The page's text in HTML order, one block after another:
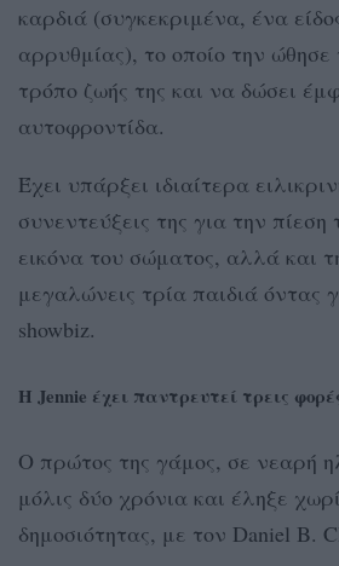
καρδιά (συγκεκριμένα, ένα
αρρυθμίας), το οποίο την
τρόπο ζωής της και να δώσει
αυτοφροντίδα.
Έχει υπάρξει ιδιαίτερα
συνεντεύξεις της για την
εικόνα του σώματος, αλλά και
μεγαλώνεις τρία παιδιά όντας
showbiz.
Η Jennie έχει παντρευτεί τρεις
Ο πρώτος της γάμος, σε νεαρή
μόλις δύο χρόνια και έληξε
δημοσιότητας, με τον Daniel B.